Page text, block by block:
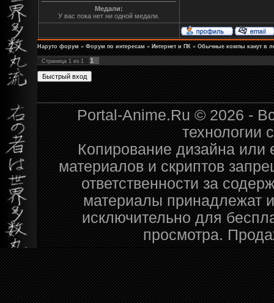
Медали:
У вас пока нет ни одной медали.
Наруто форум » Форум по интересам » Интернет и ПК » Обычные компы канут в
Страница 1 из 1 1
Portal-Anime.Ru © 2026 -
технологии
Копирование дизайна или
материалов и скриптов
ответственности за
материалы принадлежат
исключительно для
просмотра.